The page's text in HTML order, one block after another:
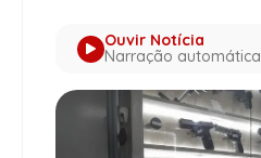
Ouvir Notícia
Narração